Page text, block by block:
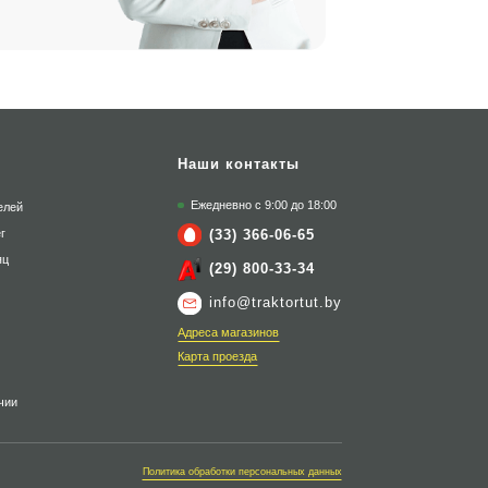
Наши контакты
Ежедневно с 9:00 до 18:00
(33) 366-06-65
(29) 800-33-34
info@traktortut.by
Адреса магазинов
Карта проезда
Политика обработки персональных данных